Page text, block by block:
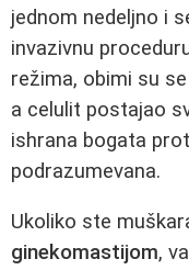
jednom nedeljno i
invazivnu
režima, obimi su
a celulit postajao
ishrana bogata
podrazumevana.
Ukoliko ste
ginekomastijom,